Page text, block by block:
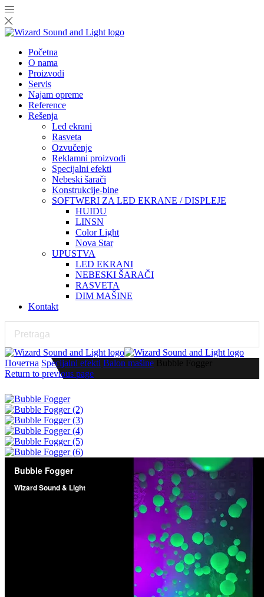
Početna
O nama
Proizvodi
Servis
Najam opreme
Reference
Rešenja
Led ekrani
Rasveta
Ozvučenje
Reklamni proizvodi
Specijalni efekti
Nebeski šarači
Konstrukcije-bine
SOFTWERI ZA LED EKRANE / DISPLEJE
HUIDU
LINSN
Color Light
Nova Star
UPUSTVA
LED EKRANI
NEBESKI ŠARAČI
RASVETA
DIM MAŠINE
Kontakt
Почетна Specijalni efekti Balon mašine Bubble Fogger
Return to previous page